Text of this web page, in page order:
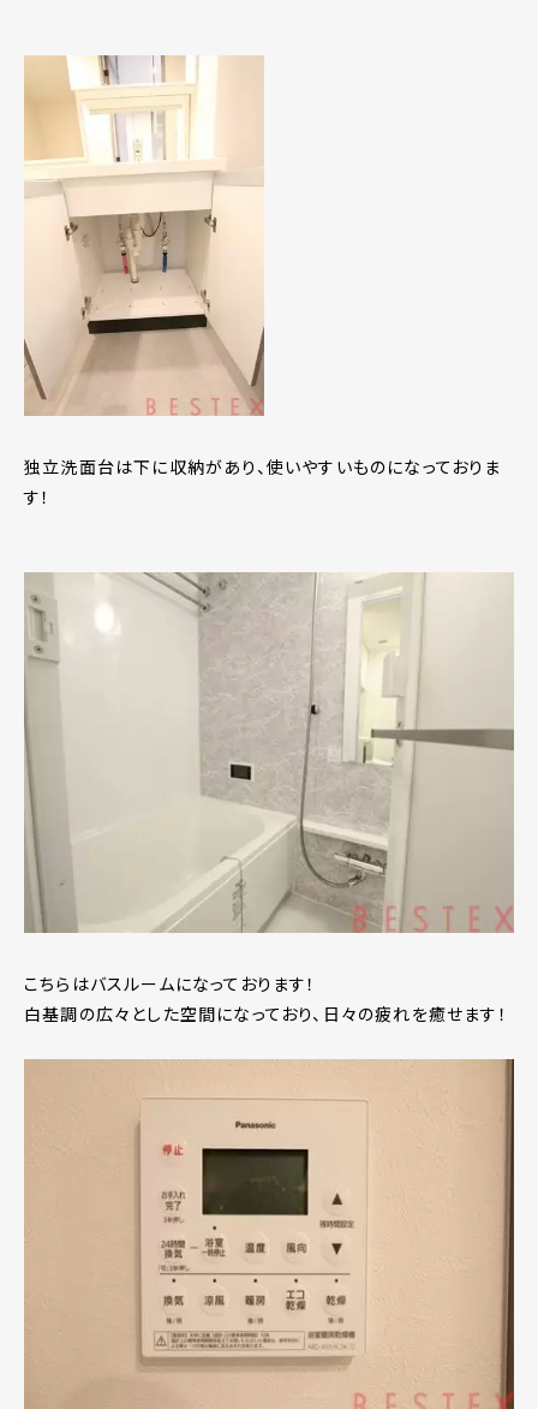
独立洗面台は下に収納があり、使いやすいものになっておりま
す！
こちらはバスルームになっております！
白基調の広々とした空間になっており、日々の疲れを癒せます！